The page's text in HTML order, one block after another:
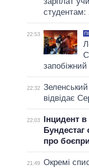
студентам:
22:53
22:32
відвідає
22:03
Інцидент
про
21:49 Окремі